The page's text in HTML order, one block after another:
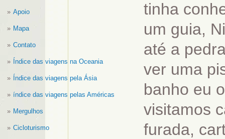
Apoio
Mapa
Contato
Índice das viagens na Oceania
Índice das viagens pela Ásia
índice das viagens pelas Américas
Mergulhos
Cicloturismo
tinha
um guia,
até a
ver uma
banho eu
visitamos
furada,